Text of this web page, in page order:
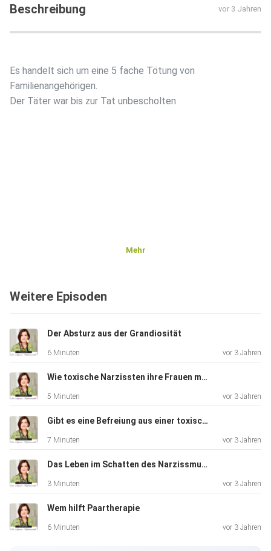
Beschreibung vor 3 Jahren
Es handelt sich um eine 5 fache Tötung von
Familienangehörigen.
Der Täter war bis zur Tat unbescholten
Mehr
Weitere Episoden
Der Absturz aus der Grandiosität
6 Minuten vor 3 Jahren
Wie toxische Narzissten ihre Frauen manipulieren durch Gaslighting Gehirnwäsche
5 Minuten vor 3 Jahren
Gibt es eine Befreiung aus einer toxischen Beziehung?
7 Minuten vor 3 Jahren
Das Leben im Schatten des Narzissmus (Verliebt, verblendet, vergessen)
3 Minuten vor 3 Jahren
Wem hilft Paartherapie
6 Minuten vor 3 Jahren